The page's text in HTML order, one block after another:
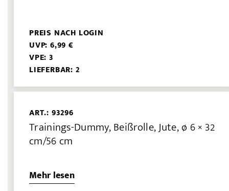
PREIS NACH LOGIN
UVP: 6,99 €
VPE: 3
LIEFERBAR: 2
ART.: 93296
Trainings-Dummy, Beißrolle, Jute, ø 6 × 32
cm/56 cm
Mehr lesen